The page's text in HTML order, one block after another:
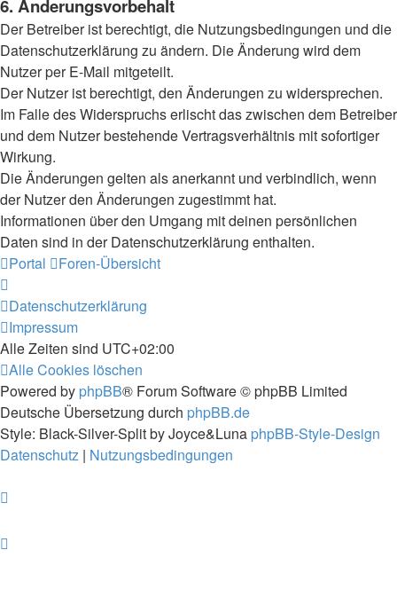
6. Änderungsvorbehalt
Der Betreiber ist berechtigt, die Nutzungsbedingungen und die
Datenschutzerklärung zu ändern. Die Änderung wird dem
Nutzer per E-Mail mitgeteilt.
Der Nutzer ist berechtigt, den Änderungen zu widersprechen.
Im Falle des Widerspruchs erlischt das zwischen dem Betreiber
und dem Nutzer bestehende Vertragsverhältnis mit sofortiger
Wirkung.
Die Änderungen gelten als anerkannt und verbindlich, wenn
der Nutzer den Änderungen zugestimmt hat.
Informationen über den Umgang mit deinen persönlichen
Daten sind in der Datenschutzerklärung enthalten.
Portal
Foren-Übersicht
Datenschutzerklärung
Impressum
Alle Zeiten sind UTC+02:00
Alle Cookies löschen
Powered by phpBB® Forum Software © phpBB Limited
Deutsche Übersetzung durch phpBB.de
Style: Black-Silver-Split by Joyce&Luna phpBB-Style-Design
Datenschutz | Nutzungsbedingungen